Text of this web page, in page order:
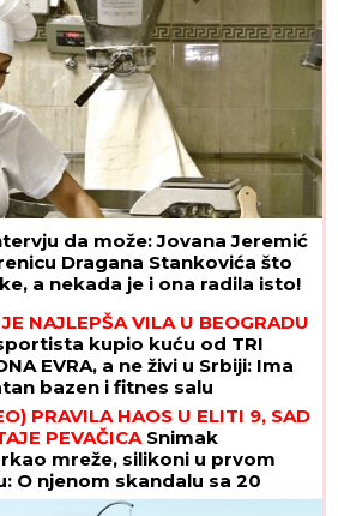
da može: Jovana Jeremić
Dragana Stankovića što
a nekada je i ona radila isto!
NAJLEPŠA VILA U BEOGRADU
kupio kuću od TRI
EVRA, a ne živi u Srbiji: Ima
bazen i fitnes salu
PRAVILA HAOS U ELITI 9, SAD
PEVAČICASnimak
mreže, silikoni u prvom
O njenom skandalu sa 20
starijim brujao Balkan